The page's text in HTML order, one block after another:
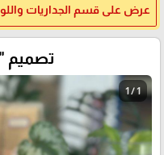
عرض على قسم الجداريات واللوحات خصم
تصميم
1 / 1